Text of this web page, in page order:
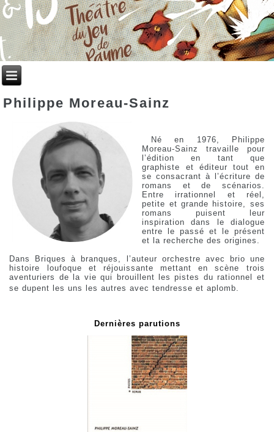
Philippe Moreau-Sainz
Né en 1976, Philippe
Moreau-Sainz travaille pour
l’édition en tant que
graphiste et éditeur tout en
se consacrant à l’écriture de
romans et de scénarios.
Entre irrationnel et réel,
petite et grande histoire, ses
romans puisent leur
inspiration dans le dialogue
entre le passé et le présent
et la recherche des origines.
Dans Briques à branques, l’auteur orchestre avec brio une
histoire loufoque et réjouissante mettant en scène trois
aventuriers de la vie qui brouillent les pistes du rationnel et
se dupent les uns les autres avec tendresse et aplomb.
Dernières parutions